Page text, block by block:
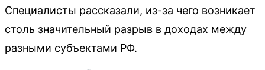
Специалисты рассказали, из-за чего возникает
столь значительный разрыв в доходах между
разными субъектами РФ.